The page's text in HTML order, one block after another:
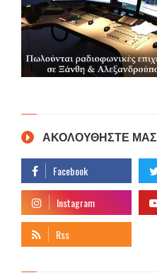
ΑΚΟΛΟΥΘΗΣΤΕ ΜΑΣ